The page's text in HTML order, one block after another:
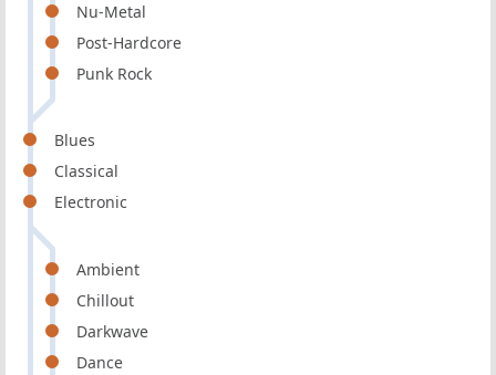
Nu-Metal
Post-Hardcore
Punk Rock
Blues
Classical
Electronic
Ambient
Chillout
Darkwave
Dance